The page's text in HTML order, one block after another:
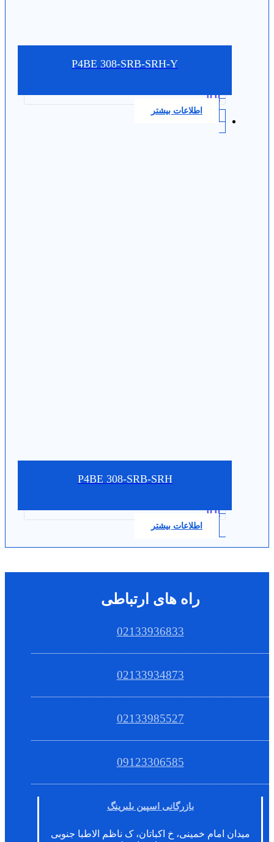
P4BE 308-SRB-SRH-Y
0.0
اطلاعات بیشتر
P4BE 308-SRB-SRH
0.0
اطلاعات بیشتر
راه های ارتباطی
02133936833
02133934873
02133985527
09123306585
بازرگانی اسپین بلبرینگ
میدان امام خمینی، خ اکباتان، ک ناظم الاطبا جنوبی